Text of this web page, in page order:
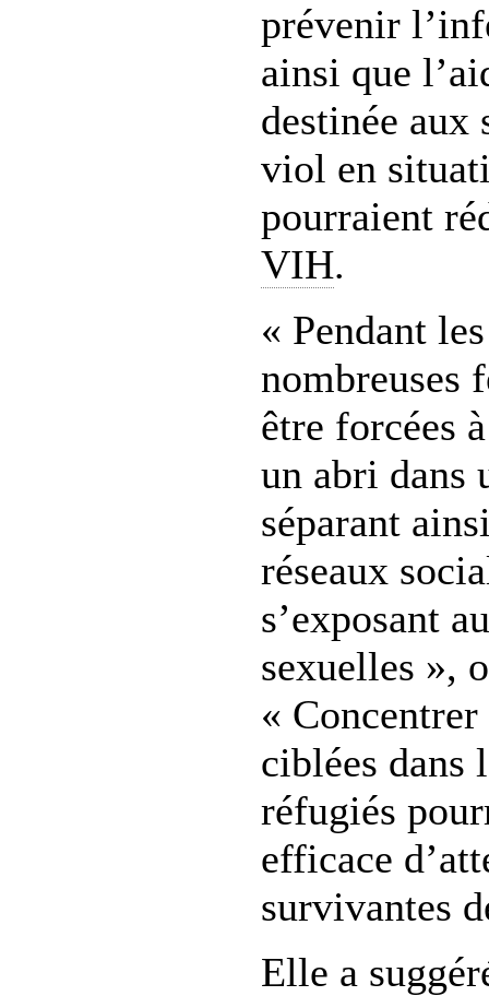
prévenir
ainsi que
destinée aux
viol en
pourraient
VIH.
« Pendant
nombreuses
être forcées
un abri dans
séparant
réseaux
s’exposant
sexuelles »,
«
ciblées dans
réfugiés
efficace
survivantes
Elle a